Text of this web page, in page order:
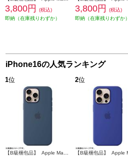
3,800円
(税込)
即納（在庫残りわずか）
3,800円
(税込)
即納（在庫残りわずか）
iPhone16の人気ランキング
1位 2位